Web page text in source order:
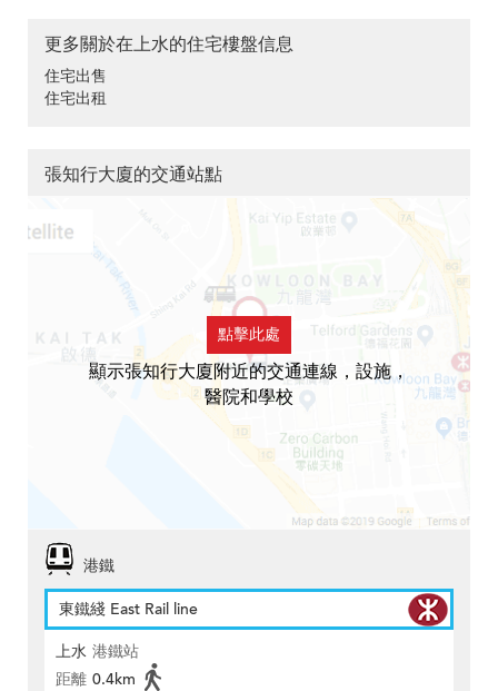
更多關於在上水的住宅樓盤信息
住宅出售
住宅出租
張知行大廈的交通站點
點擊此處
顯示張知行大廈附近的交通連線，設施，
醫院和學校
港鐵
東鐵綫 East Rail line
上水 港鐵站
距離 0.4km